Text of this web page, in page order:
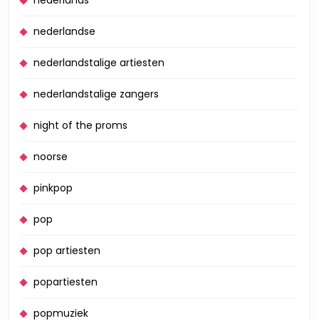
nederlandse
nederlandstalige artiesten
nederlandstalige zangers
night of the proms
noorse
pinkpop
pop
pop artiesten
popartiesten
popmuziek